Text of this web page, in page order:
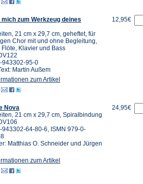
zum Werkzeug deines
21 cm x 29,7 cm, geheftet, für
Chor mit und ohne Begleitung,
Flöte, Klavier und Bass
943302-95-0
Martin Außem
zum Artikel
12,95€
Nova
21 cm x 29,7 cm, Spiralbindung
943302-64-80-6, ISMN 979-0-
Matthias O. Schneider und Jürgen
zum Artikel
24,95€